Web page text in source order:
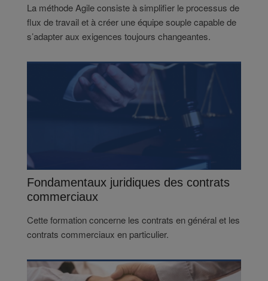
La méthode Agile consiste à simplifier le processus de
flux de travail et à créer une équipe souple capable de
s’adapter aux exigences toujours changeantes.
Fondamentaux juridiques des contrats
commerciaux
Cette formation concerne les contrats en général et les
contrats commerciaux en particulier.